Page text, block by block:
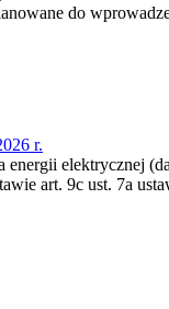
do
r.
elektrycznej
art. 9c ust. 7a